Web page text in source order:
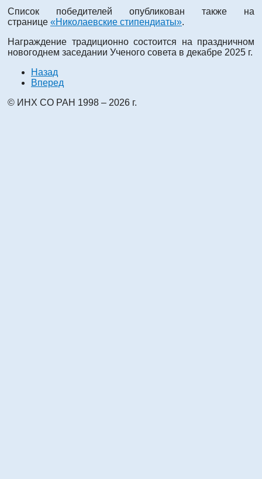
Список победителей опубликован также на
странице «Николаевские стипендиаты».
Награждение традиционно состоится на праздничном
новогоднем заседании Ученого совета в декабре 2025 г.
Назад
Вперед
© ИНХ СО РАН 1998 – 2026 г.